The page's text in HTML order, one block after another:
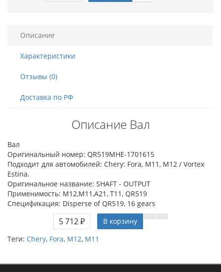
Описание
Характеристики
Отзывы (0)
Доставка по РФ
Описание Вал
Вал
Оригинальный номер: QR519MHE-1701615
Подходит для автомобилей: Chery: Fora, M11, M12 / Vortex
Estina.
Оригинальное название: SHAFT - OUTPUT
Применимость: M12,M11,A21, T11, QR519
Спецификация: Disperse of QR519, 16 gears
5 712 ₽
В корзину
Теги: Chery, Fora, M12, M11